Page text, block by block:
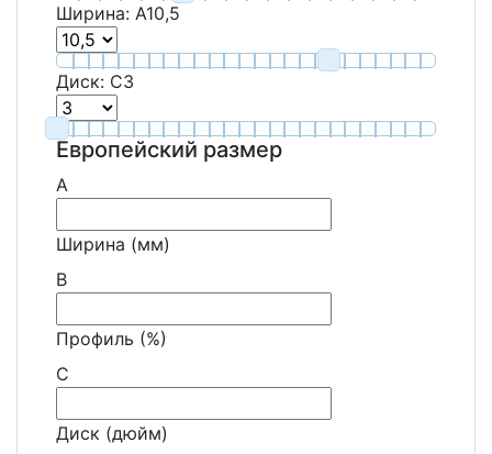
Ширина: A10,5
Диск: C3
Европейский размер
A
Ширина (мм)
B
Профиль (%)
C
Диск (дюйм)